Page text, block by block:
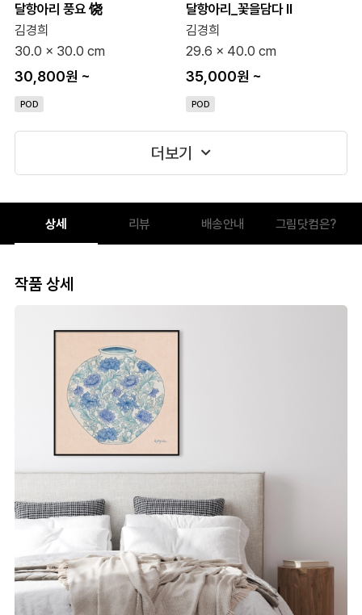
달항아리 풍요 饶
김경희
30.0 x 30.0 cm
30,800원 ~
POD
달항아리_꽃을담다 Ⅱ
김경희
29.6 x 40.0 cm
35,000원 ~
POD
더보기
상세 리뷰 배송안내 그림닷컴은?
작품 상세